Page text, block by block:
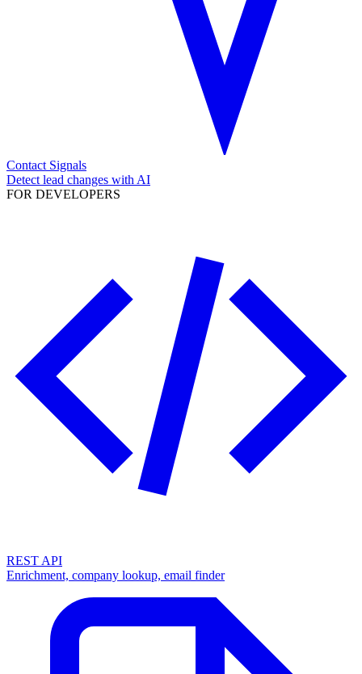
Contact Signals
Detect lead changes with AI
FOR DEVELOPERS
REST API
Enrichment, company lookup, email finder